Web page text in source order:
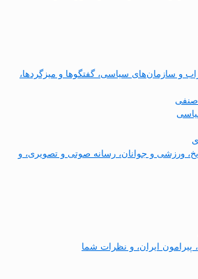
و سازمان‌های سیاسی، گفتگوها و میزگردها،
صنفی
ورزشی و جوانان، رسانه صوتی و تصویری، و